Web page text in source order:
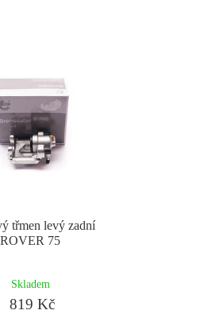
třmen levý zadní
ROVER 75
Skladem
819 Kč